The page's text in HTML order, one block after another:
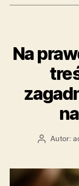
Na
AutorAutor: